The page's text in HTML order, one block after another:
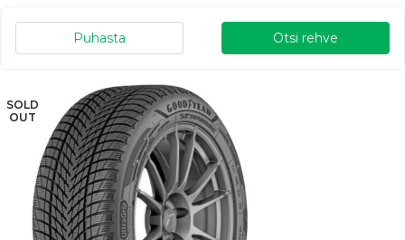
Otsi rehve
Puhasta
SOLD
OUT